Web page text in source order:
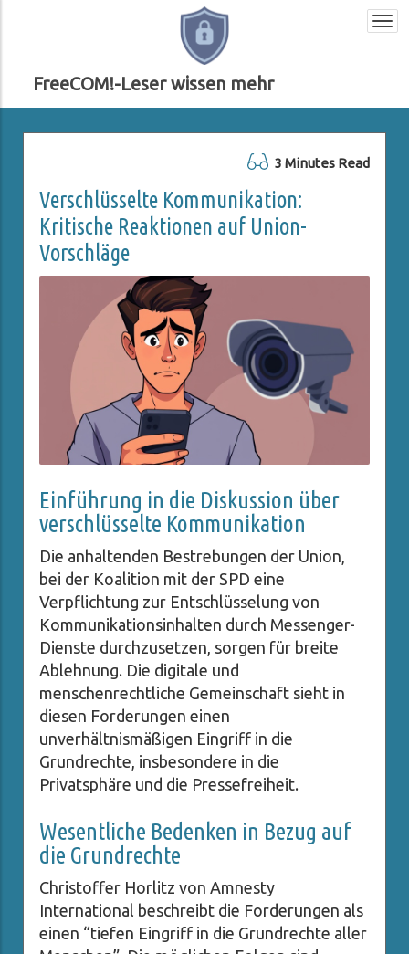
FreeCOM!-Leser wissen mehr
3 Minutes Read
Verschlüsselte Kommunikation:
Kritische Reaktionen auf Union-
Vorschläge
Einführung in die Diskussion über
verschlüsselte Kommunikation
Die anhaltenden Bestrebungen der Union,
bei der Koalition mit der SPD eine
Verpflichtung zur Entschlüsselung von
Kommunikationsinhalten durch Messenger-
Dienste durchzusetzen, sorgen für breite
Ablehnung. Die digitale und
menschenrechtliche Gemeinschaft sieht in
diesen Forderungen einen
unverhältnismäßigen Eingriff in die
Grundrechte, insbesondere in die
Privatsphäre und die Pressefreiheit.
Wesentliche Bedenken in Bezug auf
die Grundrechte
Christoffer Horlitz von Amnesty
International beschreibt die Forderungen als
einen “tiefen Eingriff in die Grundrechte aller